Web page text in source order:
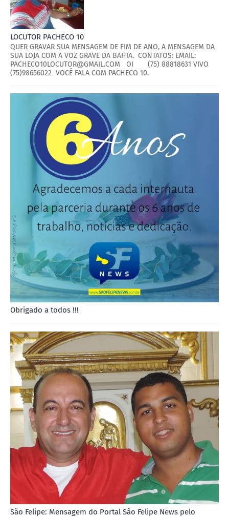
LOCUTOR PACHECO 10
QUER GRAVAR SUA MENSAGEM DE FIM DE ANO, A MENSAGEM DA
SUA LOJA COM A VOZ GRAVE DA BAHIA. CONTATOS: EMAIL:
PACHECO10LOCUTOR@GMAIL.COM OI (75) 88818631 VIVO
(75)98656022 VOCÊ FALA COM PACHECO 10.
Obrigado a todos !!!
São Felipe: Mensagem do Portal São Felipe News pelo